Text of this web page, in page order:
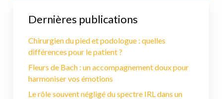
Dernières publications
Chirurgien du pied et podologue : quelles
différences pour le patient ?
Fleurs de Bach : un accompagnement doux pour
harmoniser vos émotions
Le rôle souvent négligé du spectre IRL dans un